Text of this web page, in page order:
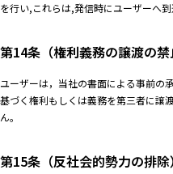
を行い,これらは,発信時にユーザーへ到
第14条（権利義務の譲渡の禁
ユーザーは，当社の書面による事前の
基づく権利もしくは義務を第三者に譲
ん。
第15条（反社会的勢力の排除）